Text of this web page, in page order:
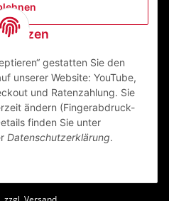
nutzen
gestatten Sie den
unserer Website: YouTube,
und Ratenzahlung. Sie
ändern (Fingerabdruck-
finden Sie unter
Datenschutzerklärung.
GmbH